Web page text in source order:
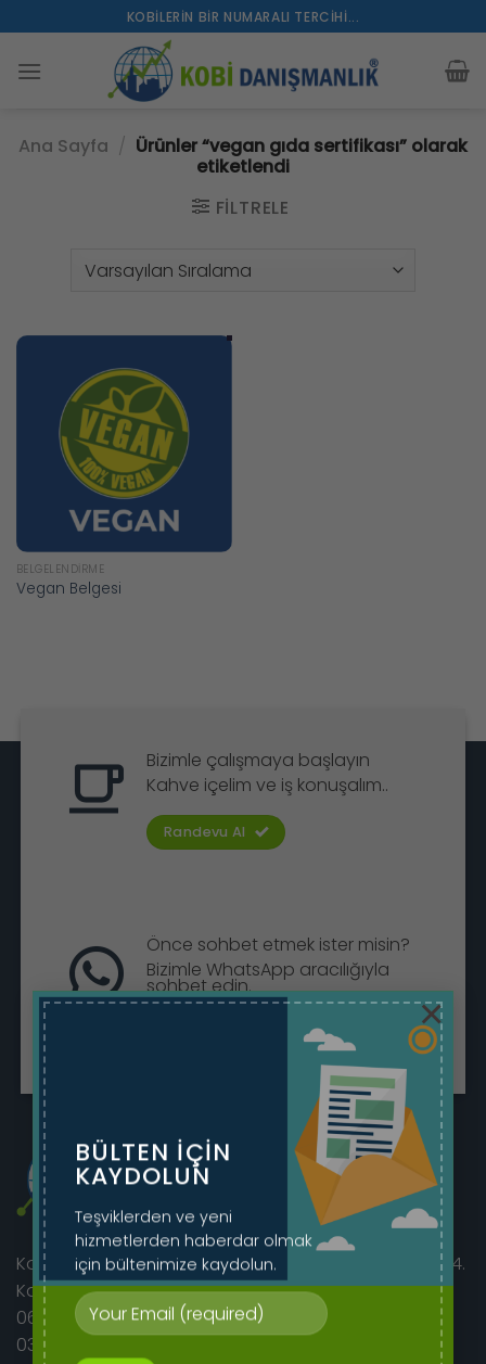
BÜLTEN IÇIN
KAYDOLUN
Teşviklerden ve yeni
hizmetlerden haberdar olmak
için bültenimize kaydolun.
×
atla
KOBILERIN BIR NUMARALI TERCIHI...
Ana Sayfa / Ürünler “vegan gıda sertifikası” olarak
etiketlendi
FILTRELE
BELGELENDIRME
Vegan Belgesi
Bizimle çalışmaya başlayın
Kahve içelim ve iş konuşalım..
Randevu Al
Önce sohbet etmek ister misin?
Bizimle WhatsApp aracılığıyla
sohbet edin.
Korkutreis Mah. Atatürk Bulvarı sıhhıye merkez iş hanı 4.
Kat No:46/42
06400 Çankaya/Ankara
0312 230 08 52 - 0505 282 60 14